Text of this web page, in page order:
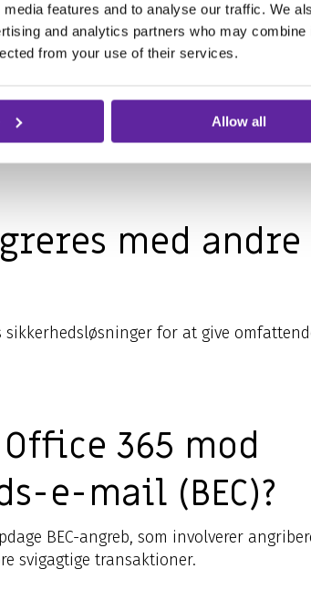
features and to analyse our traffic. We
and analytics partners who may combine
from your use of their services.
Allow all
til
og trusselsintelligens til at
med at reagere på trusler
med andre
for at give
365 mod
e-mail (BEC)?
BEC-angreb, som involverer
svigagtige transaktioner.